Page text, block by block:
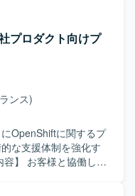
あわせて、提案活
規顧客開拓および既
ただきます。 【求
し、社内技術チーム
ています。 【ポ
、事業会社などに
クロージングまで一
します。
プロダクト向けプ
ンス)
OpenShiftに関するプ
な支援体制を強化す